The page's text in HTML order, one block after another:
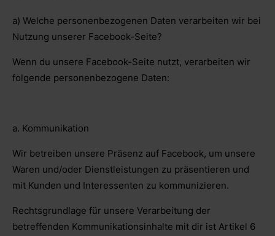
a) Welche personenbezogenen Daten verarbeiten wir bei
Nutzung unserer Facebook-Seite?
Wenn du unsere Facebook-Seite nutzt, verarbeiten wir
folgende personenbezogene Daten:
a. Kommunikation
Wir betreiben unsere Präsenz auf Facebook, um unsere
Waren und/oder Dienstleistungen zu präsentieren und
mit Kunden und Interessenten zu kommunizieren.
Rechtsgrundlage für unsere Verarbeitung der
betreffenden Kommunikationsinhalte mit dir ist Artikel 6